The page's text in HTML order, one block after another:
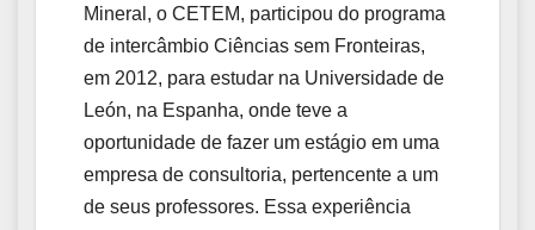
Mineral, o CETEM, participou do programa
de intercâmbio Ciências sem Fronteiras,
em 2012, para estudar na Universidade de
León, na Espanha, onde teve a
oportunidade de fazer um estágio em uma
empresa de consultoria, pertencente a um
de seus professores. Essa experiência